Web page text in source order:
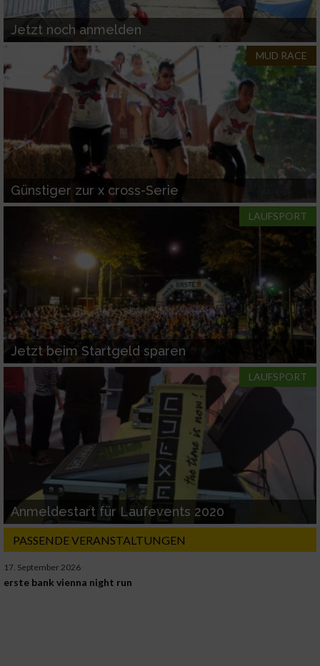
Jetzt noch anmelden
MUD RACE
Günstiger zur x cross-Serie
LAUFSPORT
Jetzt beim Startgeld sparen
LAUFSPORT
Anmeldestart für Laufevents 2020
PASSENDE VERANSTALTUNGEN
17. September 2026
erste bank vienna night run